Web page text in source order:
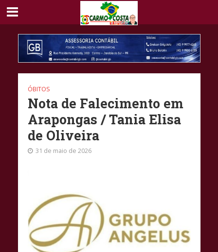
ÓBITOS
Nota de Falecimento em
Arapongas / Tania Elisa
de Oliveira
31 de maio de 2026